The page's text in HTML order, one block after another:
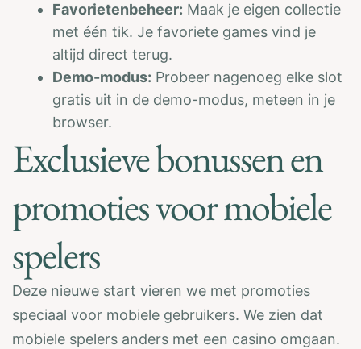
Favorietenbeheer: Maak je eigen collectie
met één tik. Je favoriete games vind je
altijd direct terug.
Demo-modus: Probeer nagenoeg elke slot
gratis uit in de demo-modus, meteen in je
browser.
Exclusieve bonussen en
promoties voor mobiele
spelers
Deze nieuwe start vieren we met promoties
speciaal voor mobiele gebruikers. We zien dat
mobiele spelers anders met een casino omgaan.